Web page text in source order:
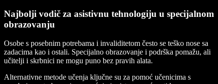
Najbolji vodič za asistivnu tehnologiju u specijalnom
obrazovanju
Osobe s posebnim potrebama i invaliditetom često se teško nose sa
zadacima kao i ostali. Specijalno obrazovanje i podrška pomažu, ali
učitelji i skrbnici ne mogu puno bez pravih alata.
Alternativne metode učenja ključne su za pomoć učenicima s